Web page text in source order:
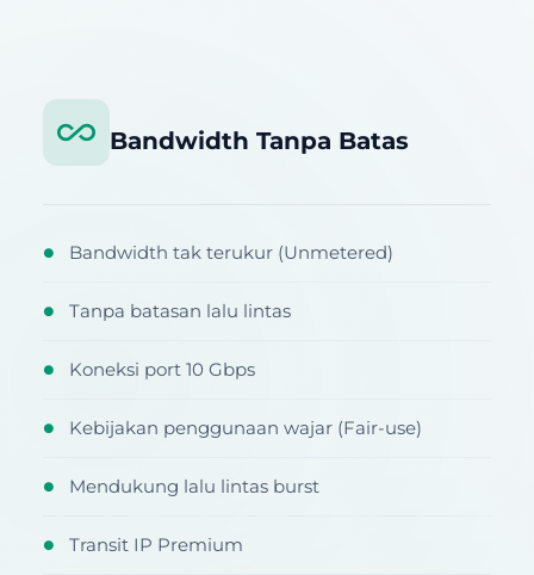
Bandwidth Tanpa Batas
● Bandwidth tak terukur (Unmetered)
● Tanpa batasan lalu lintas
● Koneksi port 10 Gbps
● Kebijakan penggunaan wajar (Fair-use)
● Mendukung lalu lintas burst
● Transit IP Premium